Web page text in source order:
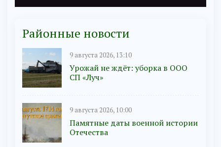
Районные новости
9 августа 2026, 13:10
Урожай не ждёт: уборка в ООО
СП «Луч»
9 августа 2026, 10:00
Памятные даты военной истории
Отечества